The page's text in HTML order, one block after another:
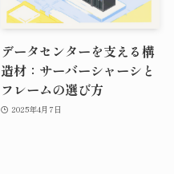
データセンターを支える構
造材：サーバーシャーシと
フレームの選び方
2025年4月7日